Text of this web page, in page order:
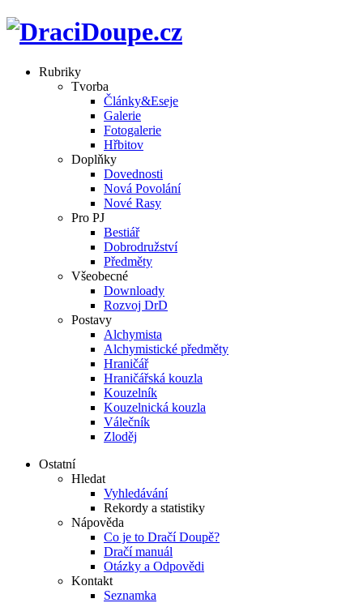
Rubriky
Tvorba
Články&Eseje
Galerie
Fotogalerie
Hřbitov
Doplňky
Dovednosti
Nová Povolání
Nové Rasy
Pro PJ
Bestiář
Dobrodružství
Předměty
Všeobecné
Downloady
Rozvoj DrD
Postavy
Alchymista
Alchymistické předměty
Hraničář
Hraničářská kouzla
Kouzelník
Kouzelnická kouzla
Válečník
Zloděj
Ostatní
Hledat
Vyhledávání
Rekordy a statistiky
Nápověda
Co je to Dračí Doupě?
Dračí manuál
Otázky a Odpovědi
Kontakt
Seznamka